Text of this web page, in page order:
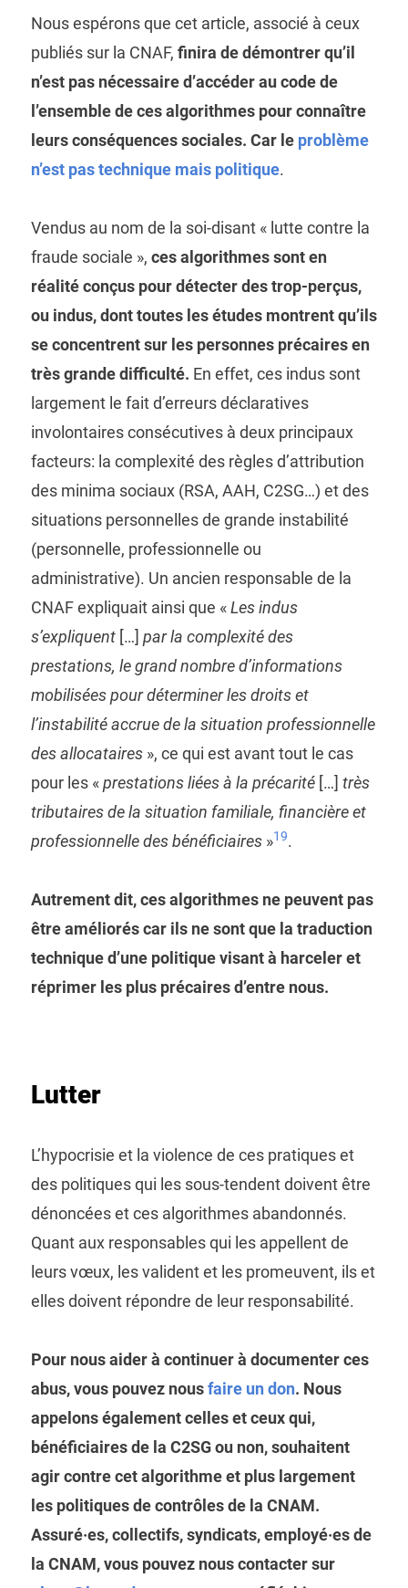
Nous espérons que cet article, associé à ceux
publiés sur la CNAF, finira de démontrer qu’il
n’est pas nécessaire d’accéder au code de
l’ensemble de ces algorithmes pour connaître
leurs conséquences sociales. Car le problème
n’est pas technique mais politique.
Vendus au nom de la soi-disant « lutte contre la
fraude sociale », ces algorithmes sont en
réalité conçus pour détecter des trop-perçus,
ou indus, dont toutes les études montrent qu’ils
se concentrent sur les personnes précaires en
très grande difficulté. En effet, ces indus sont
largement le fait d’erreurs déclaratives
involontaires consécutives à deux principaux
facteurs: la complexité des règles d’attribution
des minima sociaux (RSA, AAH, C2SG…) et des
situations personnelles de grande instabilité
(personnelle, professionnelle ou
administrative). Un ancien responsable de la
CNAF expliquait ainsi que «Les indus
s’expliquent[…] par la complexité des
prestations, le grand nombre d’informations
mobilisées pour déterminer les droits et
l’instabilité accrue de la situation professionnelle
des allocataires», ce qui est avant tout le cas
pour les «prestations liées à la précarité[…] très
tributaires de la situation familiale, financière et
professionnelle des bénéficiaires»19.
Autrement dit, ces algorithmes ne peuvent pas
être améliorés car ils ne sont que la traduction
technique d’une politique visant à harceler et
réprimer les plus précaires d’entre nous.
Lutter
L’hypocrisie et la violence de ces pratiques et
des politiques qui les sous-tendent doivent être
dénoncées et ces algorithmes abandonnés.
Quant aux responsables qui les appellent de
leurs vœux, les valident et les promeuvent, ils et
elles doivent répondre de leur responsabilité.
Pour nous aider à continuer à documenter ces
abus, vous pouvez nousfaire un don. Nous
appelons également celles et ceux qui,
bénéficiaires de la C2SG ou non, souhaitent
agir contre cet algorithme et plus largement
les politiques de contrôles de la CNAM.
Assuré·es, collectifs, syndicats, employé·es de
la CNAM, vous pouvez nous contacter sur